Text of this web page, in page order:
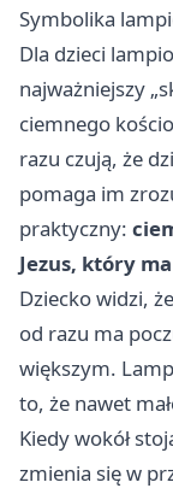
Symbolika
Dla dzieci
najważniejszy
ciemnego
razu czują, że
pomaga im
praktyczny:
Jezus, który
Dziecko widzi,
od razu ma
większym.
to, że nawet
Kiedy wokół
zmienia się w